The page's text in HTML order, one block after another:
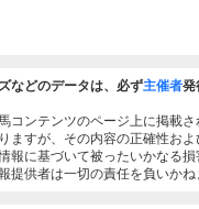
などのデータは、必ず主催者発
コンテンツのページ上に掲載
ますが、その内容の正確性お
報に基づいて被ったいかなる
提供者は一切の責任を負いかね